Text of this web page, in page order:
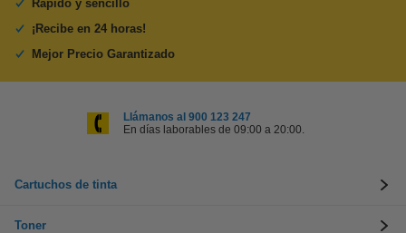
Rápido y sencillo
¡Recibe en 24 horas!
Mejor Precio Garantizado
Llámanos al 900 123 247
En días laborables de 09:00 a 20:00.
Cartuchos de tinta
Toner